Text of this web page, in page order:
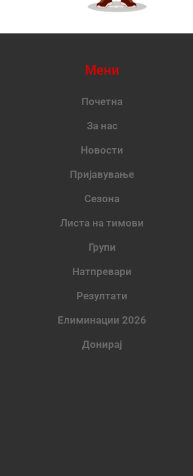
Мени
Почетна
За нас
Новости
Пријавување
Сезона
Листа на тимови
Групи
Натпревари
Резултати
Елиминации 2026
Донирај